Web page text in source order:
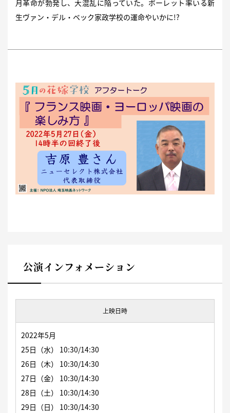
月革命が勃発し、大混乱に陥っていた。ポーレット率いる新
生ヴァン・デル・ベック家政学校の運命やいかに!?
公演インフォメーション
上映日時
2022年5月
25日（水） 10:30/14:30
26日（木） 10:30/14:30
27日（金） 10:30/14:30
28日（土） 10:30/14:30
29日（日） 10:30/14:30